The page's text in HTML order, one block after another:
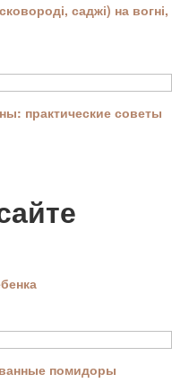
саджі) на вогні,
практические советы
помидоры